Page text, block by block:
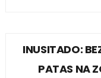
INUSITADO:
PATAS NA